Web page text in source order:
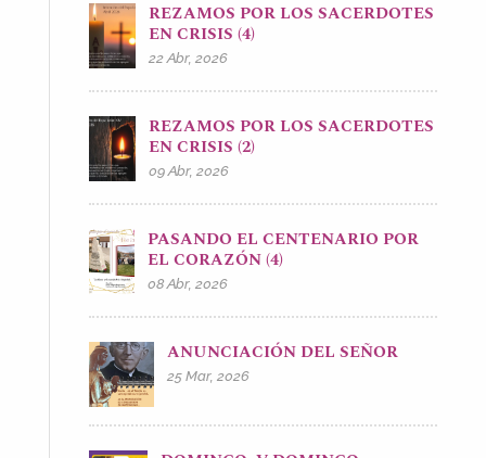
REZAMOS POR LOS SACERDOTES
EN CRISIS (4)
22 Abr, 2026
REZAMOS POR LOS SACERDOTES
EN CRISIS (2)
09 Abr, 2026
PASANDO EL CENTENARIO POR
EL CORAZÓN (4)
08 Abr, 2026
ANUNCIACIÓN DEL SEÑOR
25 Mar, 2026